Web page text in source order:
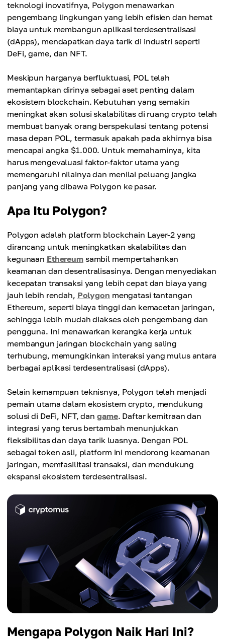
teknologi inovatifnya, Polygon menawarkan
pengembang lingkungan yang lebih efisien dan hemat
biaya untuk membangun aplikasi terdesentralisasi
(dApps), mendapatkan daya tarik di industri seperti
DeFi, game, dan NFT.
Meskipun harganya berfluktuasi, POL telah
memantapkan dirinya sebagai aset penting dalam
ekosistem blockchain. Kebutuhan yang semakin
meningkat akan solusi skalabilitas di ruang crypto telah
membuat banyak orang berspekulasi tentang potensi
masa depan POL, termasuk apakah pada akhirnya bisa
mencapai angka $1.000. Untuk memahaminya, kita
harus mengevaluasi faktor-faktor utama yang
memengaruhi nilainya dan menilai peluang jangka
panjang yang dibawa Polygon ke pasar.
Apa Itu Polygon?
Polygon adalah platform blockchain Layer-2 yang
dirancang untuk meningkatkan skalabilitas dan
kegunaan Ethereumsambil mempertahankan
keamanan dan desentralisasinya. Dengan menyediakan
kecepatan transaksi yang lebih cepat dan biaya yang
jauh lebih rendah, Polygon mengatasi tantangan
Ethereum, seperti biaya tinggi dan kemacetan jaringan,
sehingga lebih mudah diakses oleh pengembang dan
pengguna. Ini menawarkan kerangka kerja untuk
membangun jaringan blockchain yang saling
terhubung, memungkinkan interaksi yang mulus antara
berbagai aplikasi terdesentralisasi (dApps).
Selain kemampuan teknisnya, Polygon telah menjadi
pemain utama dalam ekosistem crypto, mendukung
solusi di DeFi, NFT, dangame. Daftar kemitraan dan
integrasi yang terus bertambah menunjukkan
fleksibilitas dan daya tarik luasnya. Dengan POL
sebagai token asli, platform ini mendorong keamanan
jaringan, memfasilitasi transaksi, dan mendukung
ekspansi ekosistem terdesentralisasi.
Mengapa Polygon Naik Hari Ini?